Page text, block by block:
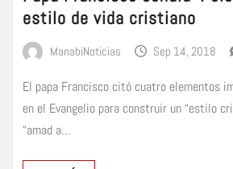
estilo de vida cristiano
ManabiNoticias Sep 14, 2018
El papa Francisco citó cuatro elementos
en el Evangelio para construir un “estilo
“amad a…